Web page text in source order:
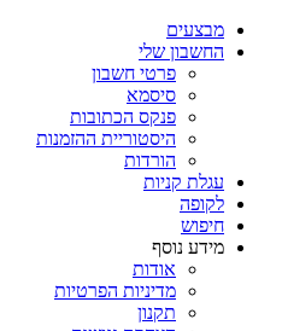
מבצעים
החשבון שלי
פרטי חשבון
סיסמא
פנקס הכתובות
היסטוריית ההזמנות
הורדות
עגלת קניות
לקופה
חיפוש
מידע נוסף
אודות
מדיניות הפרטיות
תקנון